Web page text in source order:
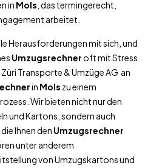
in Mols , das termingerecht,
arbeitet.
Herausforderungen mit sich, und
Umzugsrechneroft mit Stress
Transporte & Umzüge AG an
in Mols zu einem
Wir bieten nicht nur den
und Kartons, sondern auch
Ihnen den Umzugsrechner
unter anderem
von Umzugskartons und